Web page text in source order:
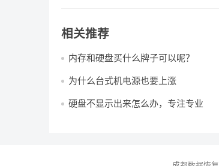
相关推荐
内存和硬盘买什么牌子可以呢？
为什么台式机电源也要上涨
硬盘不显示出来怎么办，专注专业